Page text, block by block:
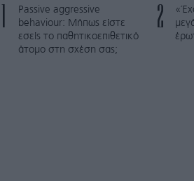
Passive aggressive
behaviour: Μήπως είστε
εσείς το παθητικοεπιθετικό
άτομο στη σχέση σας;
2